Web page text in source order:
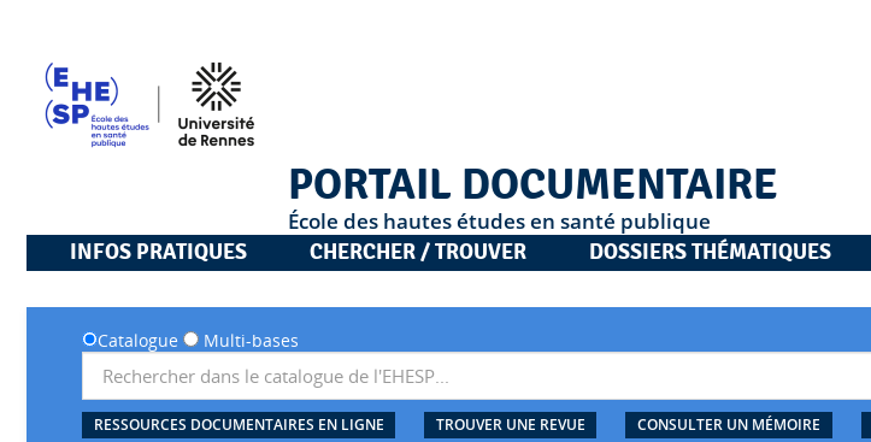
PORTAIL DOCUMENTAIRE
École des hautes études en santé publique
INFOS PRATIQUES
CHERCHER / TROUVER DOSSIERS THÉMATIQUES
Catalogue Multi-bases
RESSOURCES DOCUMENTAIRES EN LIGNE TROUVER UNE REVUE CONSULTER UN MÉMOIRE